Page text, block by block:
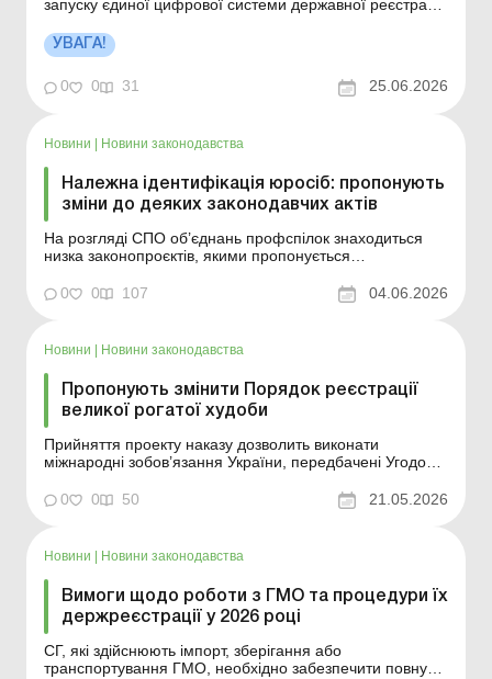
запуску єдиної цифрової системи державної реєстрації
правил роботи галузі та наблизить українське
регулювання до стандартів ЄС. Більше за темою:
Об&;єкти обліку витрат і калькулювання в рослинництві:
...
УВАГА!
0 0 31 25.06.2026
Новини | Новини законодавства
Належна ідентифікація юросіб: пропонують
зміни до деяких законодавчих актів
На розгляді СПО об’єднань профспілок знаходиться
низка законопроєктів, якими пропонується
частині їх належної ідентифікації. Розглянемо ці
документи детальніше. Більше за темою: Підприємство
0 0 107 04.06.2026
Новини | Новини законодавства
Пропонують змінити Порядок реєстрації
великої рогатої худоби
Прийняття проекту наказу дозволить виконати
міжнародні зобов’язання України, передбачені Угодою
країнами-членами ЄС систему ідентифікації та
реєстрації великої рогатої худоби. Більше за темою:
0 0 50 21.05.2026
Новини Новини законодавства
Вимоги щодо роботи з ГМО та процедури їх
держреєстрації у 2026 році
СГ, які здійснюють імпорт, зберігання або
транспортування ГМО, необхідно забезпечити повну